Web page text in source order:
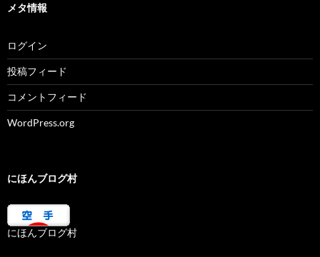
メタ情報
ログイン
投稿フィード
コメントフィード
WordPress.org
にほんブログ村
にほんブログ村